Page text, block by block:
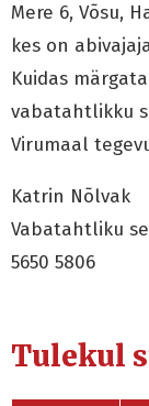
Mere 6, Võsu,
kes on
Kuidas
vabatahtlikku
Virumaal
Katrin Nõlvak
Vabatahtliku
5650 5806
Tulekul